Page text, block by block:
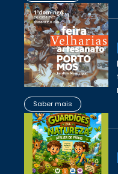
Saber mais